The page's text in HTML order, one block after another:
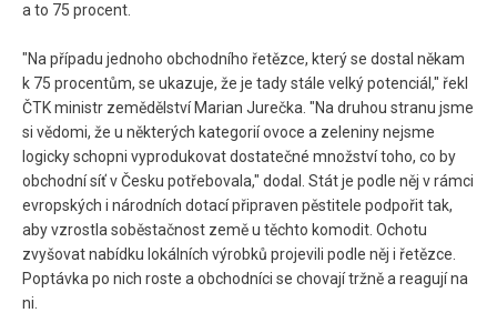
a to 75 procent.
"Na případu jednoho obchodního řetězce, který se dostal někam
k 75 procentům, se ukazuje, že je tady stále velký potenciál," řekl
ČTK ministr zemědělství Marian Jurečka. "Na druhou stranu jsme
si vědomi, že u některých kategorií ovoce a zeleniny nejsme
logicky schopni vyprodukovat dostatečné množství toho, co by
obchodní síť v Česku potřebovala," dodal. Stát je podle něj v rámci
evropských i národních dotací připraven pěstitele podpořit tak,
aby vzrostla soběstačnost země u těchto komodit. Ochotu
zvyšovat nabídku lokálních výrobků projevili podle něj i řetězce.
Poptávka po nich roste a obchodníci se chovají tržně a reagují na
ni.